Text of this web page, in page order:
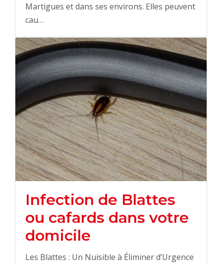
Martigues et dans ses environs. Elles peuvent
cau…
Infection de Blattes
ou cafards dans votre
domicile
Les Blattes : Un Nuisible à Éliminer d’Urgence